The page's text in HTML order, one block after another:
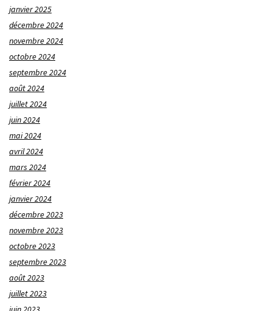
janvier 2025
décembre 2024
novembre 2024
octobre 2024
septembre 2024
août 2024
juillet 2024
juin 2024
mai 2024
avril 2024
mars 2024
février 2024
janvier 2024
décembre 2023
novembre 2023
octobre 2023
septembre 2023
août 2023
juillet 2023